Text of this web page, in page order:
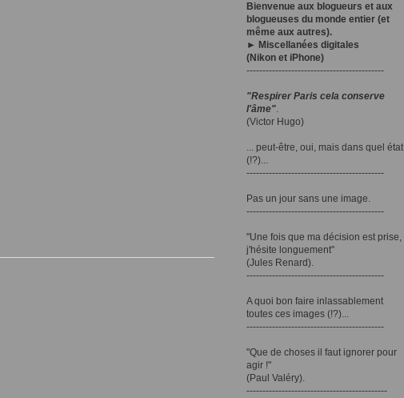
Bienvenue aux blogueurs et aux
blogueuses du monde entier (et
même aux autres).
► Miscellanées digitales
(Nikon et iPhone)
-------------------------------------------
"Respirer Paris cela conserve
l'âme".
(Victor Hugo)
... peut-être, oui, mais dans quel état
(!?)...
-------------------------------------------
Pas un jour sans une image.
-------------------------------------------
"Une fois que ma décision est prise,
j'hésite longuement"
(Jules Renard).
-------------------------------------------
A quoi bon faire inlassablement
toutes ces images (!?)...
-------------------------------------------
"Que de choses il faut ignorer pour
agir !"
(Paul Valéry).
--------------------------------------------